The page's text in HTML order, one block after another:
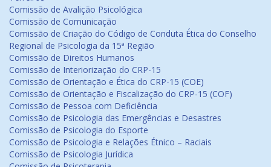
Comissão de Avalição Psicológica
Comissão de Comunicação
Comissão de Criação do Código de Conduta Ética do Conselho
Regional de Psicologia da 15ª Região
Comissão de Direitos Humanos
Comissão de Interiorização do CRP-15
Comissão de Orientação e Ética do CRP-15 (COE)
Comissão de Orientação e Fiscalização do CRP-15 (COF)
Comissão de Pessoa com Deficiência
Comissão de Psicologia das Emergências e Desastres
Comissão de Psicologia do Esporte
Comissão de Psicologia e Relações Étnico – Raciais
Comissão de Psicologia Jurídica